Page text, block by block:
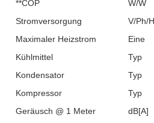
**COP
W/W
Stromversorgung
V/Ph/
Maximaler Heizstrom
Eine
Kühlmittel
Typ
Kondensator
Typ
Kompressor
Typ
Geräusch @ 1 Meter
dB[A]